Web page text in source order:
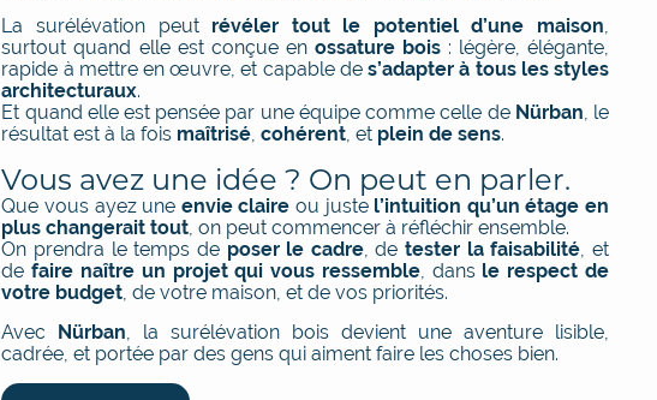
La surélévation peut révéler tout le potentiel d’une maison,
surtout quand elle est conçue en ossature bois: légère, élégante,
rapide à mettre en œuvre, et capable des’adapter à tous les styles
architecturaux.
Et quand elle est pensée par une équipe comme celle de Nürban, le
résultat est à la fois maîtrisé,cohérent, et plein de sens.
Vous avez une idée ? On peut en parler.
Que vous ayez une envie claire ou juste l’intuition qu’un étage en
plus changerait tout, on peut commencer à réfléchir ensemble.
On prendra le temps de poser le cadre, detester la faisabilité, et
defaire naître un projet qui vous ressemble, dans le respect de
votre budget, de votre maison, et de vos priorités.
Avec
Nürban, la surélévation bois devient une aventure lisible,
cadrée, et portée par des gens qui aiment faire les choses bien.